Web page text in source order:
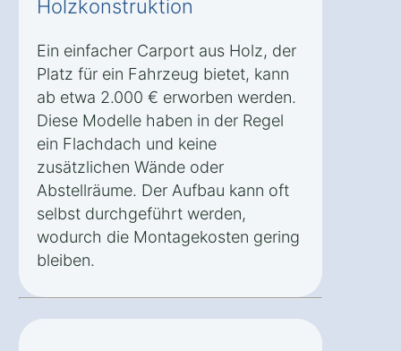
Holzkonstruktion
Ein einfacher Carport aus Holz, der
Platz für ein Fahrzeug bietet, kann
ab etwa 2.000 € erworben werden.
Diese Modelle haben in der Regel
ein Flachdach und keine
zusätzlichen Wände oder
Abstellräume. Der Aufbau kann oft
selbst durchgeführt werden,
wodurch die Montagekosten gering
bleiben.